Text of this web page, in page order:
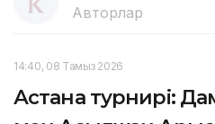
Авторлар
14:40, 08 Тамыз 2026
Астана турнирі: